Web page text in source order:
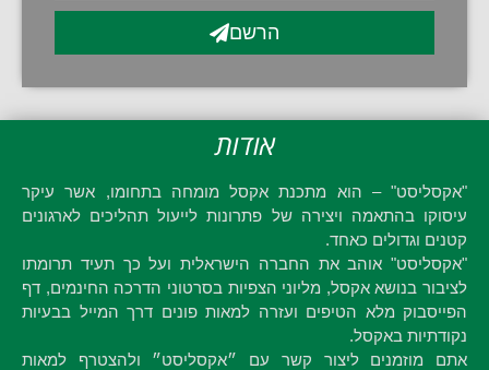
הרשם
אודות
"אקסליסט" – הוא מתכנת אקסל מומחה בתחומו, אשר עיקר
עיסוקו בהתאמה ויצירה של פתרונות לייעול תהליכים לארגונים
קטנים וגדולים כאחד.
"אקסליסט" אוהב את החברה הישראלית ועל כך תעיד תרומתו
לציבור בנושא אקסל, מליוני הצפיות בסרטוני הדרכה החינמים, דף
הפייסבוק מלא הטיפים ועזרה למאות פונים דרך המייל בבעיות
נקודתיות באקסל.
אתם מוזמנים ליצור קשר עם ״אקסליסט״ ולהצטרף למאות